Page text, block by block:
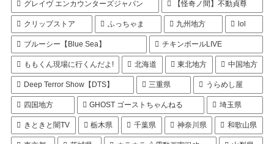
グレイヴ エンカウンターズジャパン 【怪奇ノ間】不動貞尊
クリップストア ふっちゃま 九州地方 lol
ブルーシー【Blue Sea】 チキンボールLIVE
ももくん現場に行くんだよ! 北海道 東北地方 中国地方
Deep Terror Show【DTS】 三重県 うらめし屋
四国地方 GHOST ゴーストちゃんねる 埼玉県
きときと闇TV 栃木県 千葉県 神奈川県 和歌山県